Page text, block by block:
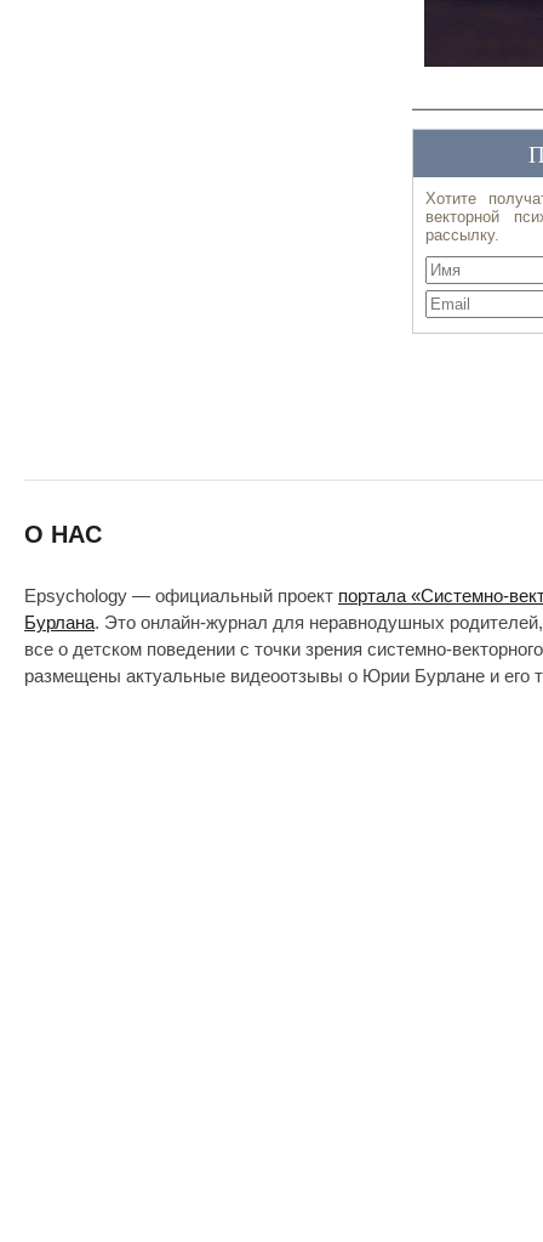
О НАС
Epsychology — официальный проект портала «Системно-
Бурлана. Это онлайн-журнал для неравнодушных
все о детском поведении с точки зрения системно-
размещены актуальные видеоотзывы о Юрии Бурлане и его